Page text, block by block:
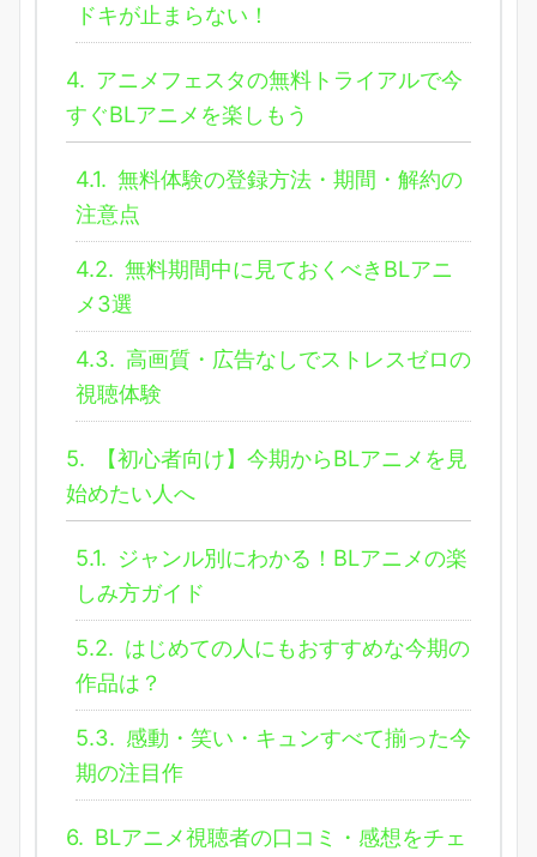
ドキが止まらない！
4. アニメフェスタの無料トライアルで今
すぐBLアニメを楽しもう
4.1. 無料体験の登録方法・期間・解約の
注意点
4.2. 無料期間中に見ておくべきBLアニ
メ3選
4.3. 高画質・広告なしでストレスゼロの
視聴体験
5.
【初心者向け】今期からBLアニメを見
始めたい人へ
5.1. ジャンル別にわかる！BLアニメの楽
しみ方ガイド
5.2. はじめての人にもおすすめな今期の
作品は？
5.3. 感動・笑い・キュンすべて揃った今
期の注目作
6. BLアニメ視聴者の口コミ・感想をチェ